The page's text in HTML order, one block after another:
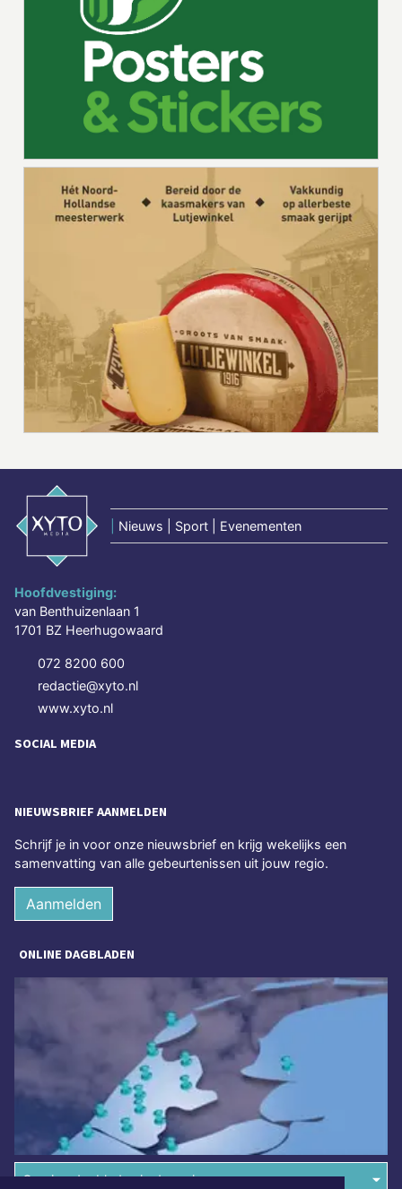
Nieuws | Sport | Evenementen
Hoofdvestiging:
van Benthuizenlaan 1
1701 BZ Heerhugowaard
072 8200 600
redactie@xyto.nl
www.xyto.nl
SOCIAL MEDIA
NIEUWSBRIEF AANMELDEN
Schrijf je in voor onze nieuwsbrief en krijg wekelijks een
samenvatting van alle gebeurtenissen uit jouw regio.
Aanmelden
ONLINE DAGBLADEN
Overige dagbladen in de regio